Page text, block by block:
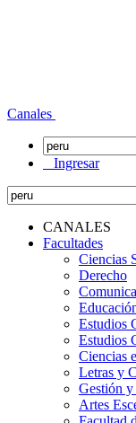
Canales
Ingresar
CANALES
Facultades
Ciencias
Derecho
Estudios
Estudios
Ciencias
Letras y
Gestión
Artes